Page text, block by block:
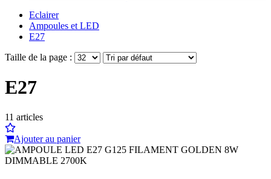
Eclairer
Ampoules et LED
E27
Taille de la page :
E27
11 articles
Ajouter au panier